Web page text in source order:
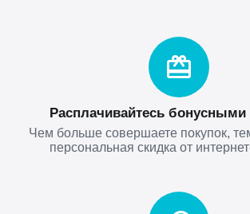
Расплачивайтесь
Чем больше совершаете покупок,
персональная скидка от